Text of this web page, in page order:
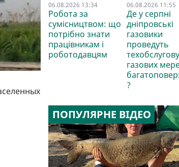
06.08.2026 13:34
Робота за
сумісництвом: що
потрібно знати
працівникам і
роботодавцям
06.08.2026 11:55
Де у серпні
дніпровські
газовики
проведуть
газових
?
ПОПУЛЯРНЕ ВІДЕО